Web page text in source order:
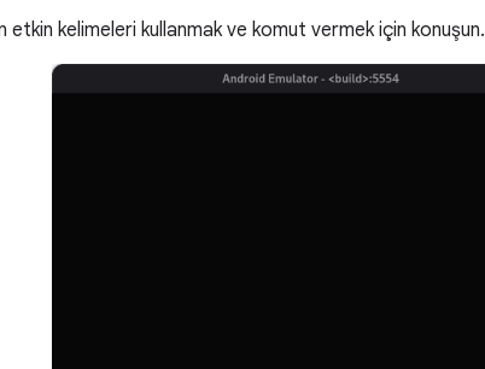
etkin kelimeleri kullanmak ve komut vermek için konuşun.